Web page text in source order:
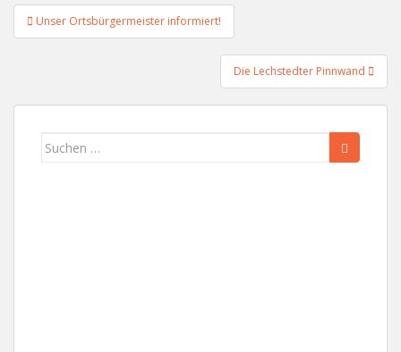
Beitragsnavigation
Unser Ortsbürgermeister informiert!
Die Lechstedter Pinnwand
Suchen